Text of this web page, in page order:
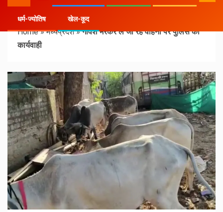
धर्म-ज्योतिष खेल-कूद
Home»मध्यप्रदेश»गोवंश भरकर ले जा रहे वाहनों पर पुलिस की
कार्यवाही